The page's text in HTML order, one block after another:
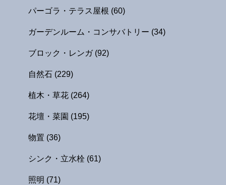
パーゴラ・テラス屋根 (60)
ガーデンルーム・コンサバトリー (34)
ブロック・レンガ (92)
自然石 (229)
植木・草花 (264)
花壇・菜園 (195)
物置 (36)
シンク・立水栓 (61)
照明 (71)